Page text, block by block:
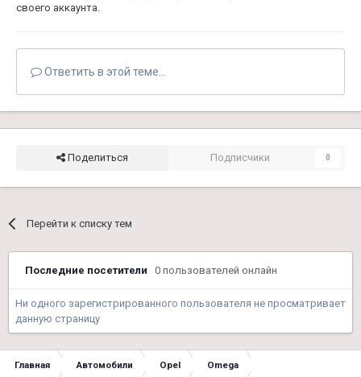
своего аккаунта.
Ответить в этой теме...
Поделиться Подписчики 0
Перейти к списку тем
Последние посетители 0 пользователей онлайн
Ни одного зарегистрированного пользователя не просматривает
данную страницу
Главная Автомобили Opel Omega